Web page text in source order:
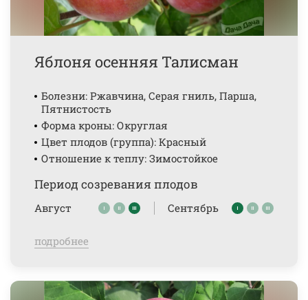
Яблоня осенняя Талисман
Болезни: Ржавчина, Серая гниль, Парша,
Пятнистость
Форма кроны: Округлая
Цвет плодов (группа): Красный
Отношение к теплу: Зимостойкое
Период созревания плодов
Август Сентябрь
подробнее